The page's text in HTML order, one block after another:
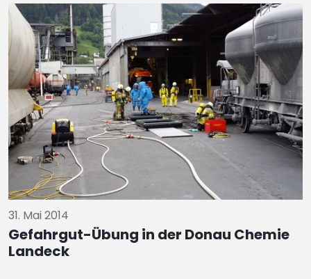
31. Mai 2014
Gefahrgut-Übung in der Donau Chemie
Landeck